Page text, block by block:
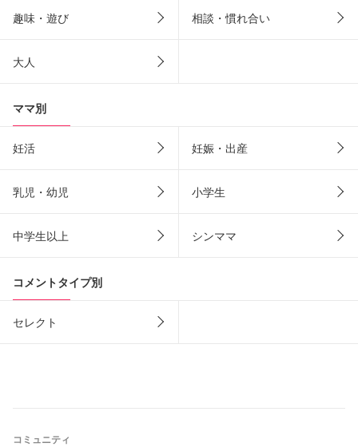
趣味・遊び 相談・慣れ合い
大人
ママ別
妊活 妊娠・出産
乳児・幼児 小学生
中学生以上 シンママ
コメントタイプ別
セレクト
コミュニティ